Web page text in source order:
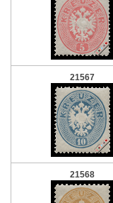
21567
21568